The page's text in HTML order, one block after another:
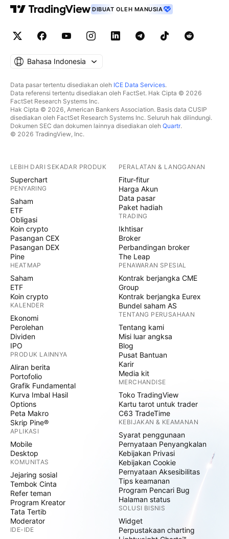
DIBUAT OLEH MANUSIA
Bahasa Indonesia
Data pasar tertentu disediakan oleh ICE Data Services.
Data referensi tertentu disediakan oleh FactSet. Hak Cipta © 2026
FactSet Research Systems Inc.
Hak Cipta © 2026, American Bankers Association. Basis data CUSIP
disediakan oleh FactSet Research Systems Inc. Seluruh hak dilindungi.
Dokumen SEC dan dokumen lainnya disediakan oleh Quartr.
© 2026 TradingView, Inc.
LEBIH DARI SEKADAR PRODUK
Superchart
PENYARING
Saham
ETF
Obligasi
Koin crypto
Pasangan CEX
Pasangan DEX
Pine
HEATMAP
Saham
ETF
Koin crypto
KALENDER
Ekonomi
Perolehan
Dividen
IPO
PRODUK LAINNYA
Aliran berita
Portofolio
Grafik Fundamental
Kurva Imbal Hasil
Options
Peta Makro
Skrip Pine®
APLIKASI
Mobile
Desktop
KOMUNITAS
Jejaring sosial
Tembok Cinta
Refer teman
Program Kreator
Tata Tertib
Moderator
IDE-IDE
PERALATAN & LANGGANAN
Fitur-fitur
Harga Akun
Data pasar
Paket hadiah
TRADING
Ikhtisar
Broker
Perbandingan broker
The Leap
PENAWARAN SPESIAL
Kontrak berjangka CME
Group
Kontrak berjangka Eurex
Bundel saham AS
TENTANG PERUSAHAAN
Tentang kami
Misi luar angksa
Blog
Pusat Bantuan
Karir
Media kit
MERCHANDISE
Toko TradingView
Kartu tarot untuk trader
C63 TradeTime
KEBIJAKAN & KEAMANAN
Syarat penggunaan
Pernyataan Penyangkalan
Kebijakan Privasi
Kebijakan Cookie
Pernyataan Aksesibilitas
Tips keamanan
Program Pencari Bug
Halaman status
SOLUSI BISNIS
Widget
Perpustakaan charting